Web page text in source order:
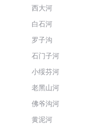
西大河
白石河
罗子沟
石门子河
小绥芬河
老黑山河
佛爷沟河
黄泥河